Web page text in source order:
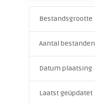
Bestandsgrootte
Aantal bestanden
Datum plaatsing
Laatst geüpdatet